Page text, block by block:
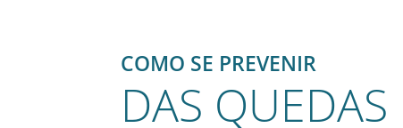
COMO SE PREVENIR
DAS QUEDAS